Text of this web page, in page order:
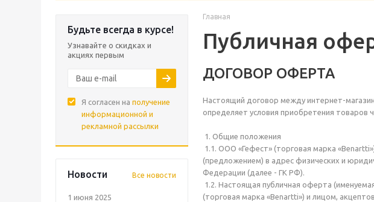
Будьте всегда в курсе!
Узнавайте о скидках и
акциях первым
Я согласен на получение
информационной и
рекламной рассылки
Новости Все новости
1 июня 2025
Главная
Публичная
ДОГОВОР ОФЕРТА
Настоящий договор между интернет-
определяет условия приобретения товаров
1. Общие положения
1.1. ООО «Гефест» (торговая марка
(предложением) в адрес физических и
Федерации (далее - ГК РФ).
1.2. Настоящая публичная оферта
(торговая марка «Benartti») и лицом,